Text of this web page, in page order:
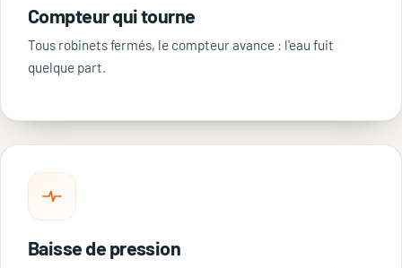
Compteur qui tourne
Tous robinets fermés, le compteur avance : l'eau fuit
quelque part.
Baisse de pression